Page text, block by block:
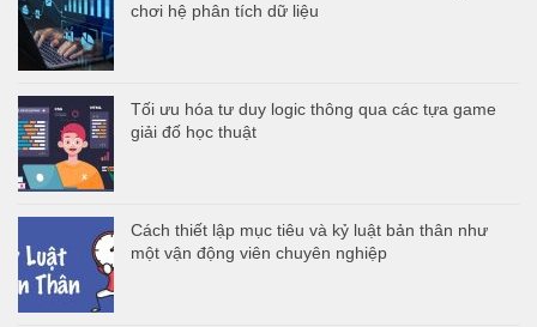
chơi hệ phân tích dữ liệu
Tối ưu hóa tư duy logic thông qua các tựa game
giải đố học thuật
Cách thiết lập mục tiêu và kỷ luật bản thân như
một vận động viên chuyên nghiệp